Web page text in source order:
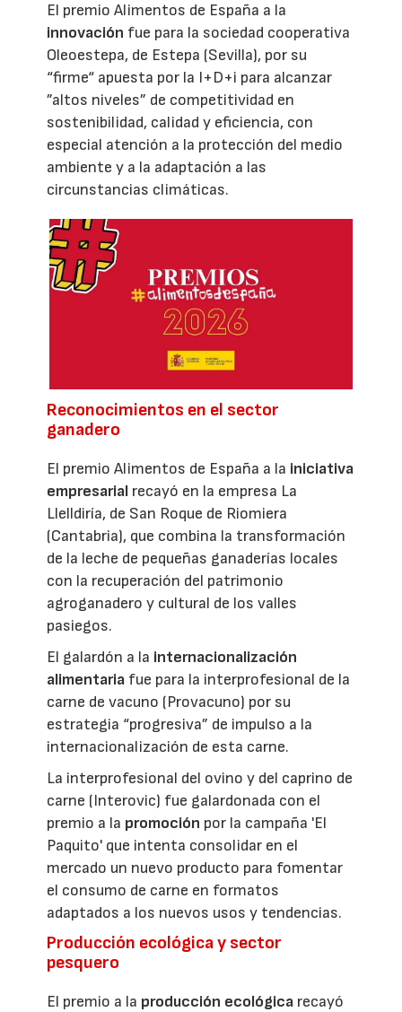
El premio Alimentos de España a la
innovación fue para la sociedad cooperativa
Oleoestepa, de Estepa (Sevilla), por su
“firme“ apuesta por la I+D+i para alcanzar
”altos niveles” de competitividad en
sostenibilidad, calidad y eficiencia, con
especial atención a la protección del medio
ambiente y a la adaptación a las
circunstancias climáticas.
Reconocimientos en el sector
ganadero
El premio Alimentos de España a la iniciativa
empresarial recayó en la empresa La
Llelldiría, de San Roque de Riomiera
(Cantabria), que combina la transformación
de la leche de pequeñas ganaderías locales
con la recuperación del patrimonio
agroganadero y cultural de los valles
pasiegos.
El galardón a la internacionalización
alimentaria fue para la interprofesional de la
carne de vacuno (Provacuno) por su
estrategia “progresiva” de impulso a la
internacionalización de esta carne.
La interprofesional del ovino y del caprino de
carne (Interovic) fue galardonada con el
premio a la promoción por la campaña 'El
Paquito' que intenta consolidar en el
mercado un nuevo producto para fomentar
el consumo de carne en formatos
adaptados a los nuevos usos y tendencias.
Producción ecológica y sector
pesquero
El premio a la producción ecológica recayó